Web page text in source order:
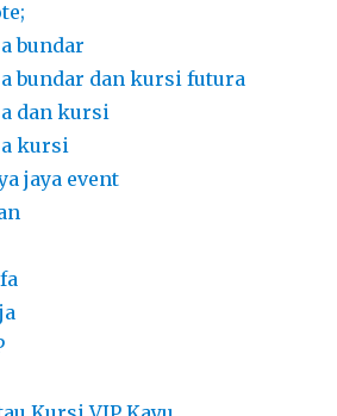
bundar
bundar dan kursi futura
dan kursi
kursi
jaya event